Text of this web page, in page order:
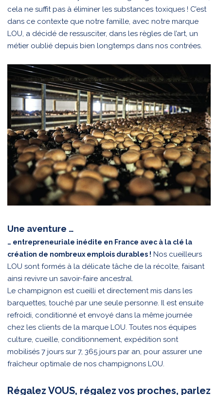
cela ne suffit pas à éliminer les substances toxiques ! C’est
dans ce contexte que notre famille, avec notre marque
LOU, a décidé de ressusciter, dans les règles de l’art, un
métier oublié depuis bien longtemps dans nos contrées.
Une aventure …
… entrepreneuriale inédite en France avec à la clé la
création de nombreux emplois durables ! Nos cueilleurs
LOU sont formés à la délicate tâche de la récolte, faisant
ainsi revivre un savoir-faire ancestral.
Le champignon est cueilli et directement mis dans les
barquettes, touché par une seule personne. Il est ensuite
refroidi, conditionné et envoyé dans la même journée
chez les clients de la marque LOU. Toutes nos équipes
culture, cueille, conditionnement, expédition sont
mobilisés 7 jours sur 7, 365 jours par an, pour assurer une
fraîcheur optimale de nos champignons LOU.
Régalez VOUS, régalez vos proches, parlez